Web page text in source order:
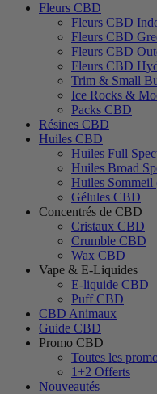
Fleurs CBD
Fleurs CBD
Fleurs CBD
Fleurs CBD
Fleurs CBD
Trim & Small
Ice Rocks &
Packs CBD
Résines CBD
Huiles CBD
Huiles Full
Huiles Broad
Huiles
Gélules CBD
Concentrés de CBD
Cristaux CBD
Crumble CBD
Wax CBD
Vape & E-Liquides
E-liquide CBD
Puff CBD
CBD Animaux
Guide CBD
Promo CBD
Toutes les
1+2 Offerts
Nouveautés